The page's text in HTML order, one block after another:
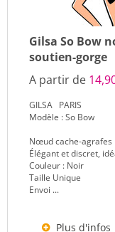
Gilsa So Bow
soutien-gorge
A partir de
GILSA PARIS
Modèle : So Bow
Nœud cache-agrafes
Élégant et discret,
Couleur : Noir
Taille Unique
Envoi ...
Plus d'infos